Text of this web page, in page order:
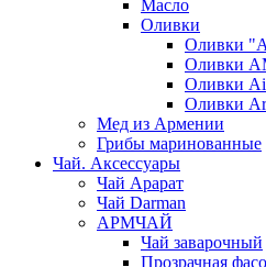
Масло
Оливки
Оливки
Оливки
Оливки
Оливки
Мед из Армении
Грибы маринованные
Чай. Аксессуары
Чай Арарат
Чай Darman
АРМЧАЙ
Чай заварочный
Прозрачная